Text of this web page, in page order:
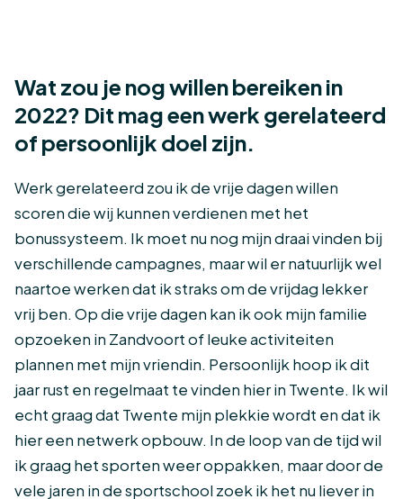
Wat zou je nog willen bereiken in
2022? Dit mag een werk gerelateerd
of persoonlijk doel zijn.
Werk gerelateerd zou ik de vrije dagen willen
scoren die wij kunnen verdienen met het
bonussysteem. Ik moet nu nog mijn draai vinden bij
verschillende campagnes, maar wil er natuurlijk wel
naartoe werken dat ik straks om de vrijdag lekker
vrij ben. Op die vrije dagen kan ik ook mijn familie
opzoeken in Zandvoort of leuke activiteiten
plannen met mijn vriendin. Persoonlijk hoop ik dit
jaar rust en regelmaat te vinden hier in Twente. Ik wil
echt graag dat Twente mijn plekkie wordt en dat ik
hier een netwerk opbouw. In de loop van de tijd wil
ik graag het sporten weer oppakken, maar door de
vele jaren in de sportschool zoek ik het nu liever in